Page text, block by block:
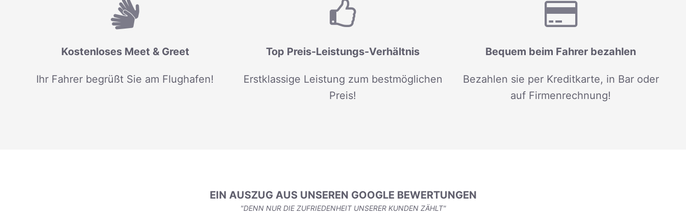
Kostenloses Meet & Greet
Ihr Fahrer begrüßt Sie am Flughafen!
Top Preis-Leistungs-Verhältnis
Erstklassige Leistung zum bestmöglichen
Preis!
Bequem beim Fahrer bezahlen
Bezahlen sie per Kreditkarte, in Bar oder
auf Firmenrechnung!
EIN AUSZUG AUS UNSEREN GOOGLE BEWERTUNGEN
"DENN NUR DIE ZUFRIEDENHEIT UNSERER KUNDEN ZÄHLT"